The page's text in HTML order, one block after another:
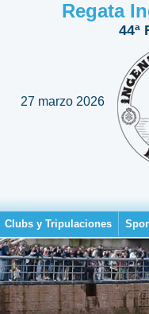
Regata
44ª
27 marzo 2026
Clubs y Tripulaciones